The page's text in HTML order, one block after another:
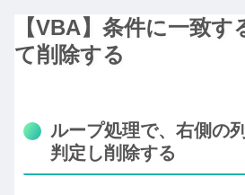
【VBA】条件に一致
て削除する
ループ処理で、右側の
判定し削除する